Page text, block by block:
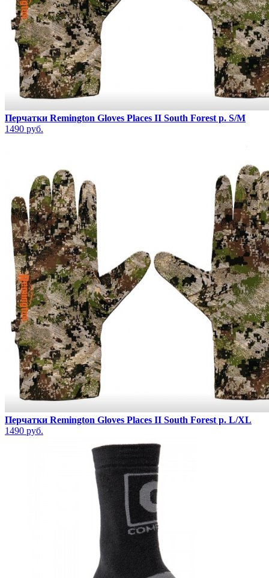
Перчатки Remington Gloves Places II South Forest р. S/M
1490 руб.
Перчатки Remington Gloves Places II South Forest р. L/XL
1490 руб.